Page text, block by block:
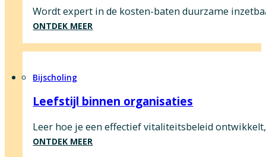
Wordt expert in de kosten-baten duurzame
ONTDEK MEER
Bijscholing
Leefstijl binnen organisaties
Leer hoe je een effectief vitaliteitsbeleid
ONTDEK MEER